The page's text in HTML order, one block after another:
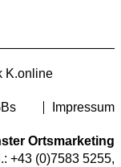
K.online
Impressum
Ortsmarketing
+43 (0)7583 5255,